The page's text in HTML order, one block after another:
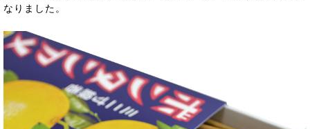
なりました。